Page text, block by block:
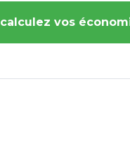
calculez vos